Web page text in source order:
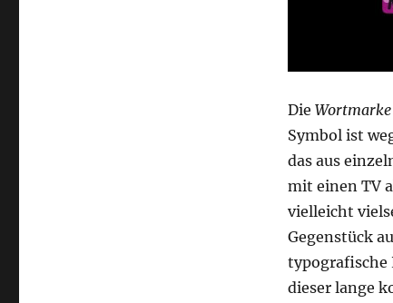
Die
Symbol ist
das aus
mit einen TV
vielleicht
Gegenstück
typografische
dieser lange